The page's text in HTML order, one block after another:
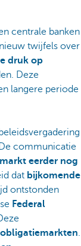
centrale banken
twijfels over
druk op
Deze
langere periode
communicatie
markt eerder nog
dat bijkomende
ontstonden
Federal
.